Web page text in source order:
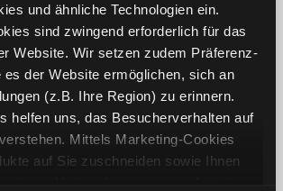
und ähnliche Technologien ein.
sind zwingend erforderlich für das
Website. Wir setzen zudem Präferenz-
es der Website ermöglichen, sich an
(z.B. Ihre Region) zu erinnern.
helfen uns, das Besucherverhalten auf
Mittels Marketing-Cookies
auf Sie zuschneiden sowie Ihnen
Aktie
USD
Vereinigte Staaten von Amerika